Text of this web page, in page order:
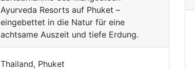
Thailand, Phuket